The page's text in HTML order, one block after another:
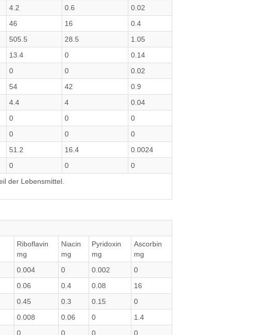
4.2 0.6
0.02
46 16
0.4
505.5 28.5
1.05
13.4 0
0.14
0 0
0.02
54 42
0.9
4.4 4
0.04
0 0
0
0 0
0
51.2 16.4
0.0024
0 0
0
der Lebensmittel.
Riboflavin
mg
Niacin
mg
Pyridoxin
mg
Ascorbin
mg
0.004 0 0.002
0
0.06 0.4 0.08
16
0.45 0.3 0.15
0
0.008 0.06 0
1.4
0 0 0 0